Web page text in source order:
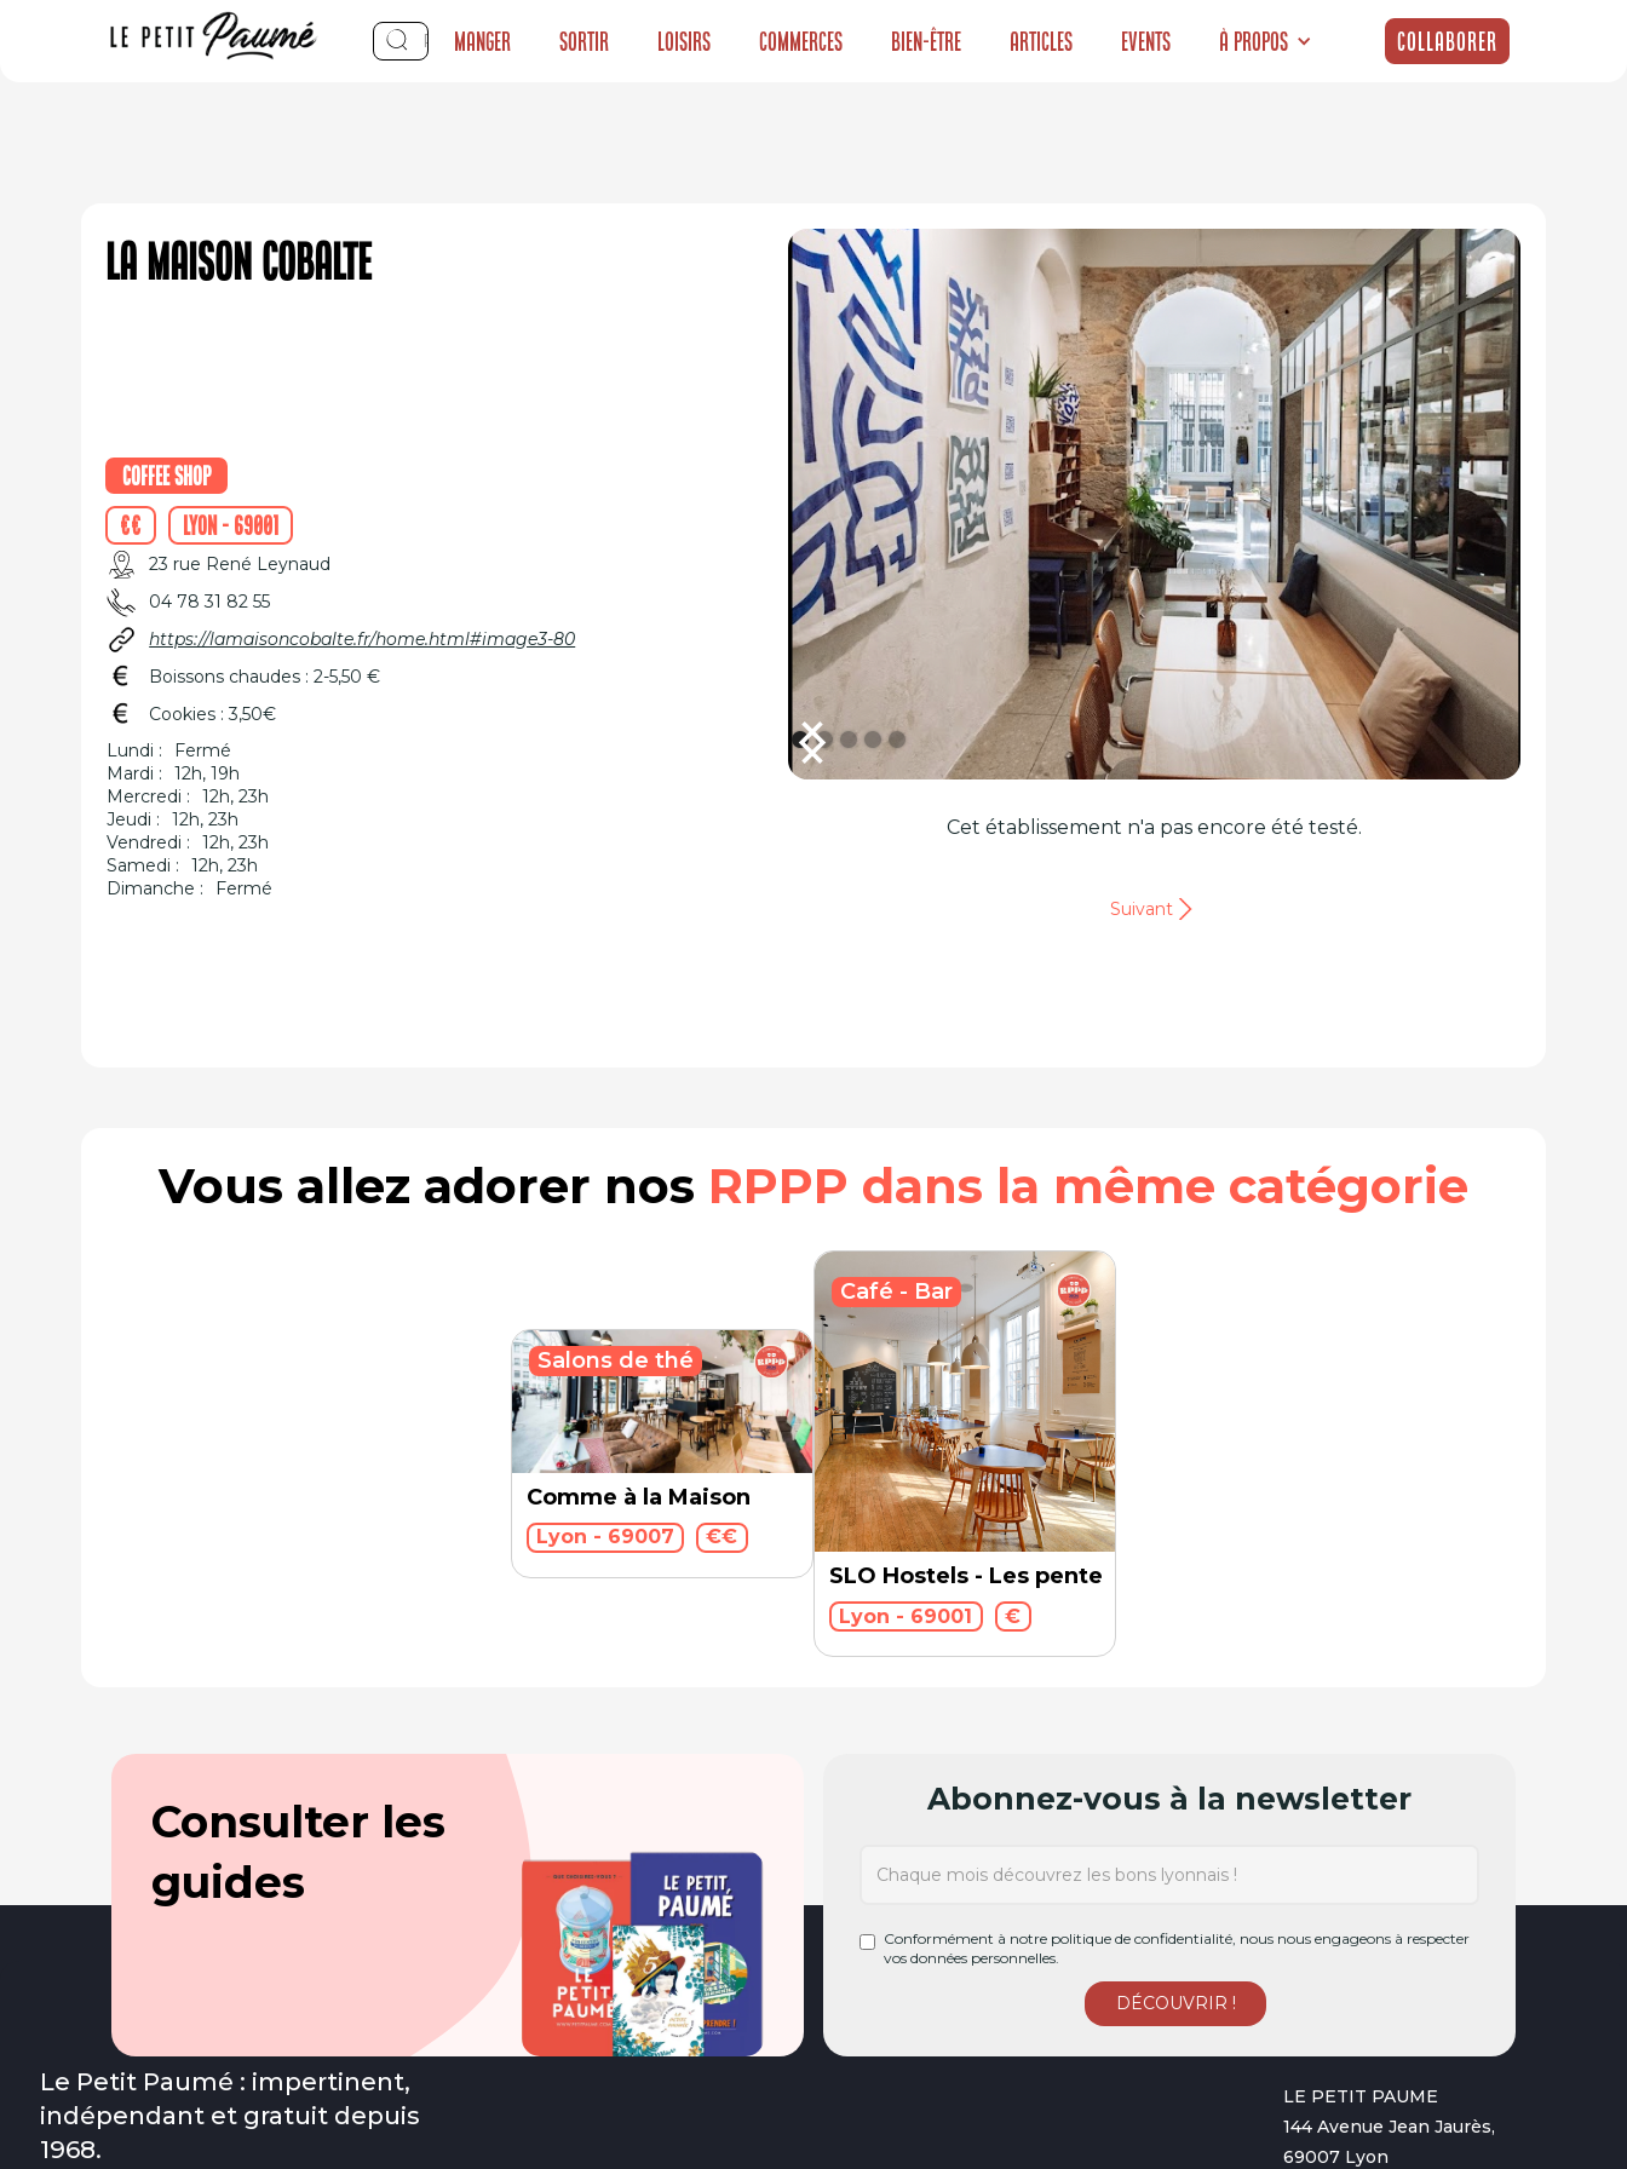
Manger Sortir Loisirs Commerces Bien-être Articles Events À propos Collaborer
La Maison Cobalte
Coffee shop
€€
Lyon - 69001
23 rue René Leynaud
04 78 31 82 55
https://lamaisoncobalte.fr/home.html#image3-80
Boissons chaudes : 2-5,50 €
Cookies : 3,50€
Lundi :
Fermé
Mardi :
12h, 19h
Mercredi :
12h, 23h
Jeudi :
12h, 23h
Vendredi :
12h, 23h
Samedi :
12h, 23h
Dimanche :
Fermé
Cet établissement n'a pas encore été testé.
Suivant
Vous allez adorer nos RPPP dans la même catégorie
Comme à la Maison
Lyon - 69007 €€
Salons de thé
SLO Hostels - Les pentes
Lyon - 69001 €
Café - Bar
Consulter les
guides
Abonnez-vous à la newsletter
Conformément à notre politique de confidentialité, nous nous engageons à respecter
vos données personnelles.
Le Petit Paumé : impertinent,
indépendant et gratuit depuis
1968.
LE PETIT PAUME
144 Avenue Jean Jaurès,
69007 Lyon